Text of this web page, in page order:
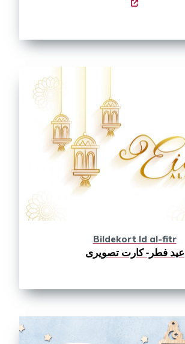
Bildekort Id al-fitr
عید فطر- کارت تصویری